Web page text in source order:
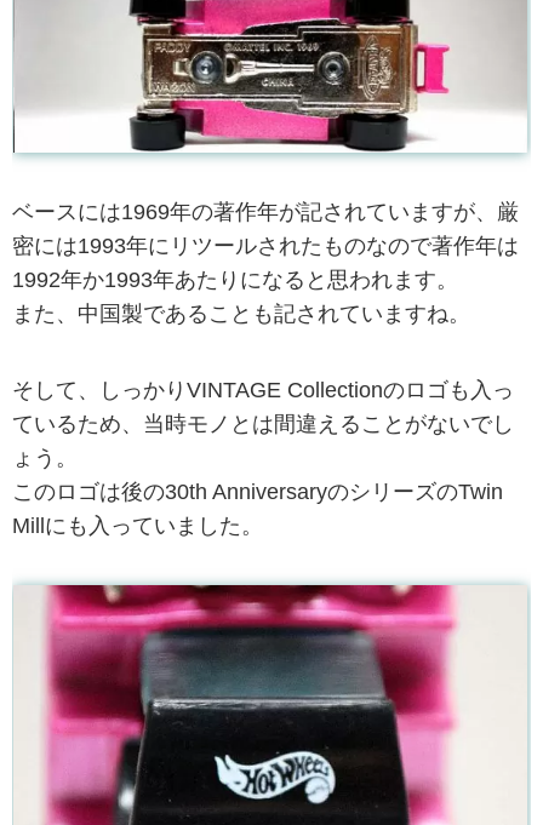
ベースには1969年の著作年が記されていますが、厳
密には1993年にリツールされたものなので著作年は
1992年か1993年あたりになると思われます。
また、中国製であることも記されていますね。
そして、しっかりVINTAGE Collectionのロゴも入っ
ているため、当時モノとは間違えることがないでし
ょう。
このロゴは後の30th AnniversaryのシリーズのTwin
Millにも入っていました。